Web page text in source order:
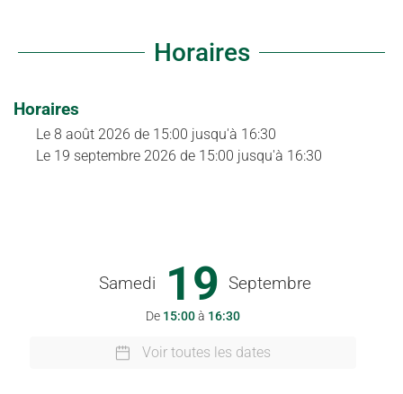
Horaires
Horaires
Le 8 août 2026 de 15:00 jusqu'à 16:30
Le 19 septembre 2026 de 15:00 jusqu'à 16:30
Samedi 19 Septembre
De 15:00à 16:30
Voir toutes les dates